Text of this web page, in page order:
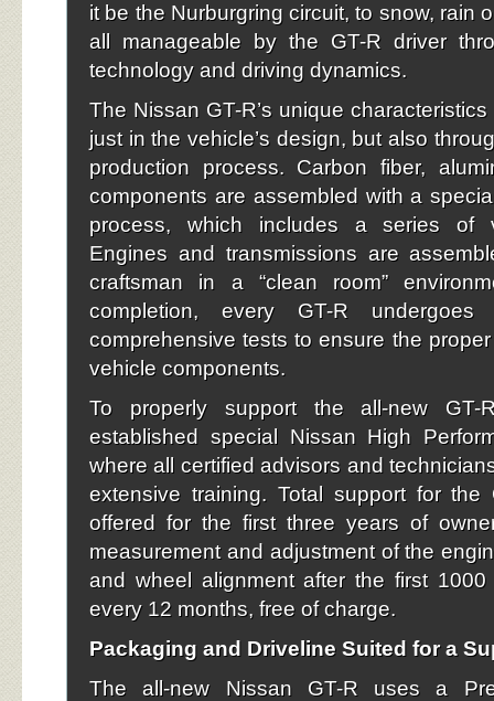
it be the Nurburgring circuit, to snow, rain
all manageable by the GT-R driver
technology and driving dynamics.
The Nissan GT-R’s unique
just in the vehicle’s design, but also
production process. Carbon fiber,
components are assembled with a
process, which includes a series of
Engines and transmissions are
craftsman in a “clean room”
completion, every GT-R
comprehensive tests to ensure the
vehicle components.
To properly support the all-new GT-
established special Nissan High
where all certified advisors and
extensive training. Total support for the
offered for the first three years of
measurement and adjustment of the
and wheel alignment after the first
every 12 months, free of charge.
Packaging and Driveline Suited for a
The all-new Nissan GT-R uses a